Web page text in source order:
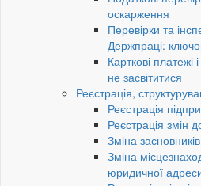
оскарження
Перевірки та
Держпраці:
Карткові платежі
не засвітитися
Реєстрація,
Реєстрація
Реєстрація змін
Зміна
Зміна
юридичної